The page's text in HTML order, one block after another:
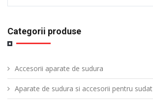
Categorii produse
Accesorii aparate de sudura
Aparate de sudura si accesorii pentru sudat